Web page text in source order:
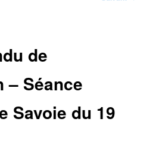
de
– Séance
Savoie du 19